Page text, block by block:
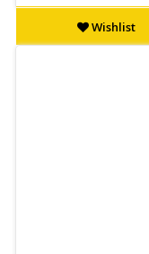
Wishlist